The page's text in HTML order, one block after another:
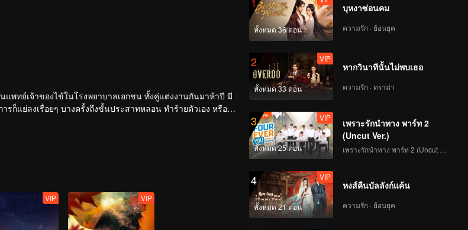
แพทย์เจ้าของไข้ในโรงพยาบาลเอกชน ทั้งคู่แต่งงานกันมาห้าปี มี
ก็แย่ลงเรื่อยๆ บางครั้งถึงขั้นประสาทหลอน ทำร้ายตัวเอง หรือ
แบบนี้ไปตลอดกาล ลู่เหยียนรอดชีวิตจากรถตกน้ำเพราะมีคน
VIP VIP
ทั้งหมด 36 ตอน
บุหงาซ่อนคม
ความรัก · ย้อนยุค
2
ทั้งหมด 33 ตอน
VIP
หากวินาทีนั้นไม่พบเธอ
ความรัก · ดราม่า
3
ทั้งหมด 25 ตอน
VIP
เพราะรักนำทาง พาร์ท 2
(Uncut Ver.)
4
ทั้งหมด 21 ตอน
VIP
หงส์คืนบัลลังก์แค้น
ความรัก · ย้อนยุค